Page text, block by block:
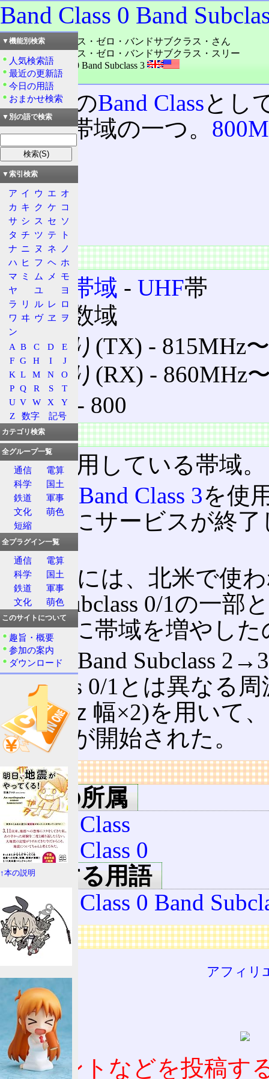
Band Class 0 Band
読み：バンドクラス・ゼロ・バンドサブクラス・さん
読み：バンドクラス・ゼロ・バンドサブクラス・スリー
外語：Band Class 0 Band Subclass 3
品詞：名詞
3GPP2のBand Classとし
周波数帯域の一つ。
部。
目次
概要
特徴
概要
電波帯域 ‐ UHF帯
周波数域
上り(TX) ‐ 815MHz
下り(RX) ‐ 860MHz
通称 ‐ 800
特徴
auが使用している帯域。
かつて Band Class 3を使
月22日
にサービスが終
た。
移行期には、北米で使
Band Subclass 0/1の一部
が、更に帯域を増やした
但し、Band Subclass
Subclass 0/1とは異なる
(10MHｚ幅×2)を用いて
ービスが開始された。
リンク
用語の所属
Band Class
Band Class 0
関連する用語
Band Class 0 Band
広告
アフィリ
コメントなどを投稿す
▼機能別検索
人気検索語
最近の更新語
今日の用語
おまかせ検索
▼別の語で検索
▼索引検索
ア イ ウ エ オ
カ キ ク ケ コ
サ シ ス セ ソ
タ チ ツ テ
ト
ナ ニ ヌ ネ
ノ
ハ ヒ フ ヘ ホ
マ ミ ム メ
モ
ヤ
ユ
ヨ
ラ
リ ル レ ロ
ワ ヰ ヴ ヱ
ヲ
ン
A B C D
E
F G H I
J
K L M N
O
P Q R S
T
U V W X
Y
Z
数字 記号
カテゴリ検索
全グループ一覧
通信
電算
科学
国土
鉄道
軍事
文化
萌色
短縮
全プラグイン一覧
通信
電算
科学
国土
鉄道
軍事
文化
萌色
このサイトについて
趣旨・概要
参加の案内
ダウンロード
↑本の説明